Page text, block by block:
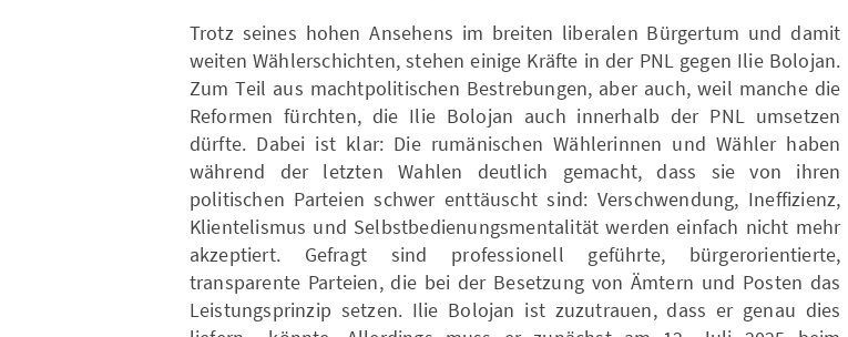
Trotz seines hohen Ansehens im breiten liberalen Bürgertum und damit
weiten Wählerschichten, stehen einige Kräfte in der PNL gegen Ilie Bolojan.
Zum Teil aus machtpolitischen Bestrebungen, aber auch, weil manche die
Reformen fürchten, die Ilie Bolojan auch innerhalb der PNL umsetzen
dürfte. Dabei ist klar: Die rumänischen Wählerinnen und Wähler haben
während der letzten Wahlen deutlich gemacht, dass sie von ihren
politischen Parteien schwer enttäuscht sind: Verschwendung, Ineffizienz,
Klientelismus und Selbstbedienungsmentalität werden einfach nicht mehr
akzeptiert. Gefragt sind professionell geführte, bürgerorientierte,
transparente Parteien, die bei der Besetzung von Ämtern und Posten das
Leistungsprinzip setzen. Ilie Bolojan ist zuzutrauen, dass er genau dies